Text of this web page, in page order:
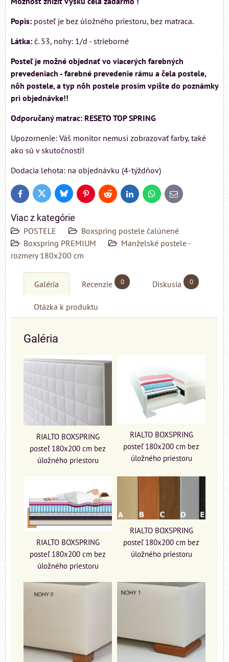
Popis: posteľ je bez úložného priestoru, bez matraca.
Látka: č. 53, nohy: 1/d - strieborné
Posteľ je možné objednať vo viacerých farebných
prevedeniach - farebné prevedenie rámu a čela postele,
nôh postele, a typ nôh postele prosím vpíšte do poznámky
pri objednávke!!
Odporučaný matrac: RESETO TOP SPRING
Upozornenie: Váš monitor nemusí zobrazovať farby, také
ako sú v skutočnosti!
Dodacia lehota: na objednávku (4-týždňov)
FacebookTwitter BlueskyPinterestReddit LinkedInWhatsApp
E-
mail
Viac z kategórie
POSTELE
Boxspring postele čalúnené
Boxspring PREMIUM
Manželské postele -
rozmery 180x200 cm
Galéria Recenzie 0 Diskusia 0
Otázka k produktu
Galéria
RIALTO BOXSPRING
posteľ 180x200 cm bez
úložného priestoru
RIALTO BOXSPRING
posteľ 180x200 cm bez
úložného priestoru
RIALTO BOXSPRING
posteľ 180x200 cm bez
úložného priestoru
RIALTO BOXSPRING
posteľ 180x200 cm bez
úložného priestoru